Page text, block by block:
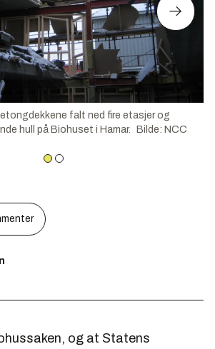
falt ned fire etasjer og
hull på Biohuset i Hamar.
Bilde: NCC
og at Statens